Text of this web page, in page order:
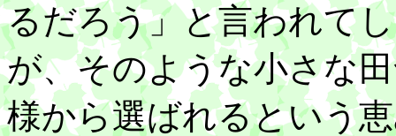
るだろう」と言われて
が、そのような小さな
様から選ばれるという